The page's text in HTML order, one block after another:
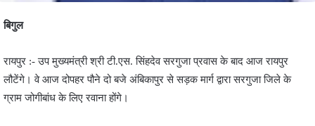
बिगुल
रायपुर :- उप मुख्यमंत्री श्री टी.एस. सिंहदेव सरगुजा प्रवास के बाद आज रायपुर
लौटेंगे। वे आज दोपहर पौने दो बजे अंबिकापुर से सड़क मार्ग द्वारा सरगुजा जिले के
ग्राम जोगीबांध के लिए रवाना होंगे।